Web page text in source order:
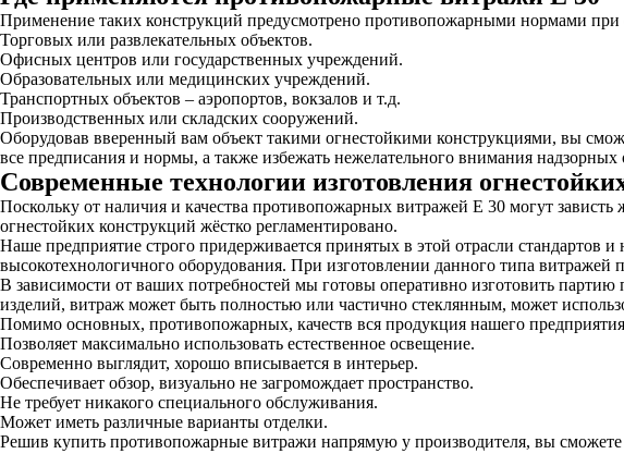
Применение таких конструкций предусмотрено противопожарными нормами
Торговых или развлекательных объектов.
Офисных центров или государственных учреждений.
Образовательных или медицинских учреждений.
Транспортных объектов – аэропортов, вокзалов и т.д.
Производственных или складских сооружений.
Оборудовав вверенный вам объект такими огнестойкими конструкциями, вы
все предписания и нормы, а также избежать нежелательного внимания надзорных
Современные технологии изготовления
Поскольку от наличия и качества противопожарных витражей E 30 могут
огнестойких конструкций жёстко регламентировано.
Наше предприятие строго придерживается принятых в этой отрасли стандартов
высокотехнологичного оборудования. При изготовлении данного типа
В зависимости от ваших потребностей мы готовы оперативно изготовить
изделий, витраж может быть полностью или частично стеклянным, может
Помимо основных, противопожарных, качеств вся продукция нашего
Позволяет максимально использовать естественное освещение.
Современно выглядит, хорошо вписывается в интерьер.
Обеспечивает обзор, визуально не загромождает пространство.
Не требует никакого специального обслуживания.
Может иметь различные варианты отделки.
Решив купить противопожарные витражи напрямую у производителя, вы сможете